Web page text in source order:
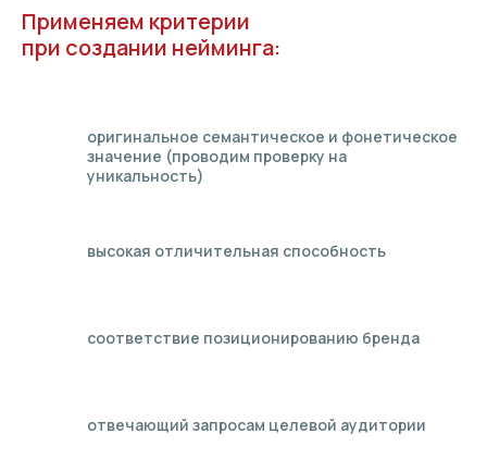
Применяем критерии
при создании нейминга:
оригинальное семантическое и фонетическое
значение (проводим проверку на
уникальность)
высокая отличительная способность
соответствие позиционированию бренда
отвечающий запросам целевой аудитории